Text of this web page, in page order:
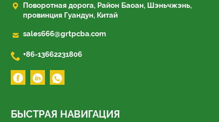

Поворотная дорога, Район Баоан, Шэньчжэнь,
провинция Гуандун, Китай
 sales666@grtpcba.com
 +86-13662231806
БЫСТРАЯ НАВИГАЦИЯ